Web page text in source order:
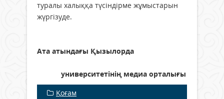
туралы халыққа түсіндірме жұмыстарын
жүргізуде.
Ата атындағы Қызылорда
университетінің медиа орталығы
Қоғам